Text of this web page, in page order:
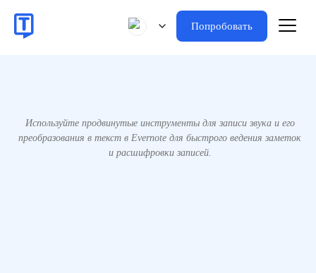
Попробовать
Используйте продвинутые инструменты для записи звука и его
преобразования в текст в Evernote для быстрого ведения заметок
и расшифровки записей.